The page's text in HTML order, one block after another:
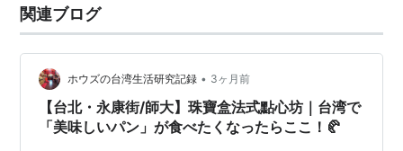
です。 店内の雰囲気 店内は2フロア構造で、 1階はカウ
ンター中心のコンパク…
関連ブログ
ホウズの台湾生活研究記録 • 3ヶ月前
【台北・永康街/師大】珠寶盒法式點心坊｜台湾で
「美味しいパン」が食べたくなったらここ！🥐